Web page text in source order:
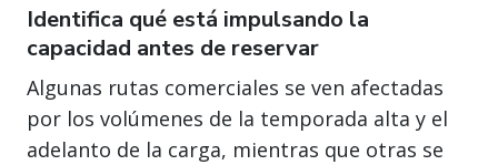
Identifica qué está impulsando la
capacidad antes de reservar
Algunas rutas comerciales se ven afectadas
por los volúmenes de la temporada alta y el
adelanto de la carga, mientras que otras se